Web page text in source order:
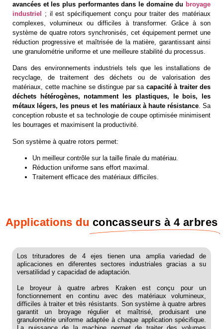
avancées et les plus performantes dans le domaine du broyage
industriel
; il est spécifiquement conçu pour traiter des matériaux
complexes, volumineux ou difficiles à transformer. Grâce à son
système de quatre rotors synchronisés, cet équipement permet une
réduction progressive et maîtrisée de la matière, garantissant ainsi
une granulométrie uniforme et une meilleure stabilité du processus.
Dans des environnements industriels tels que les installations de
recyclage, de traitement des déchets ou de valorisation des
matériaux, cette machine se distingue par sa capacité à traiter des
déchets hétérogènes, notamment les plastiques, le bois, les
métaux légers, les pneus et les matériaux à haute résistance. Sa
conception robuste et sa technologie de coupe optimisée minimisent
les bourrages et maximisent la productivité.
Son système à quatre rotors permet:
Un meilleur contrôle sur la taille finale du matériau.
Réduction uniforme sans effort maximal.
Traitement efficace des matériaux difficiles.
Applications du concasseurs à 4 arbres
Los trituradores de 4 ejes tienen una amplia variedad de
aplicaciones en diferentes sectores industriales gracias a su
versatilidad y capacidad de adaptación.
Le broyeur à quatre arbres Kraken est conçu pour un
fonctionnement en continu avec des matériaux volumineux,
difficiles à traiter et très résistants. Son système à quatre arbres
garantit un broyage régulier et maîtrisé, produisant une
granulométrie uniforme adaptée à chaque application spécifique.